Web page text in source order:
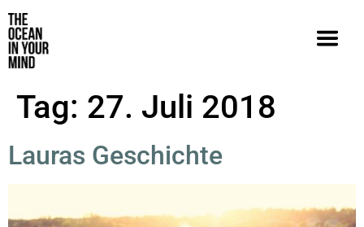
Tag: 27. Juli 2018
Lauras Geschichte